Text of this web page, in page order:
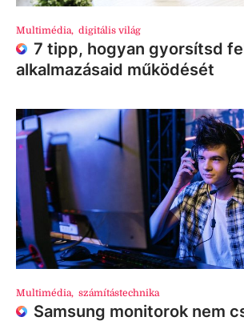
Multimédia, digitális világ
7 tipp, hogyan gyorsítsd
alkalmazásaid működését
Multimédia, számítástechnika
Samsung monitorok nem